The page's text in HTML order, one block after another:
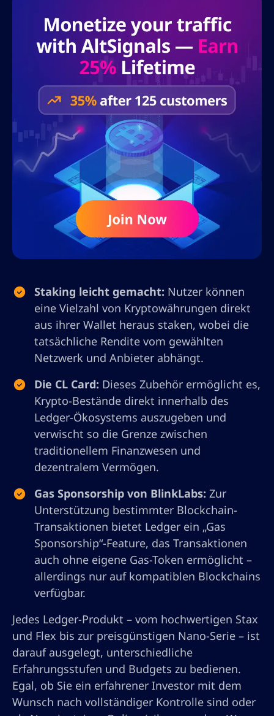
Staking leicht gemacht: Nutzer können
eine Vielzahl von Kryptowährungen direkt
aus ihrer Wallet heraus staken, wobei die
tatsächliche Rendite vom gewählten
Netzwerk und Anbieter abhängt.
Die CL Card: Dieses Zubehör ermöglicht es,
Krypto-Bestände direkt innerhalb des
Ledger-Ökosystems auszugeben und
verwischt so die Grenze zwischen
traditionellem Finanzwesen und
dezentralem Vermögen.
Gas Sponsorship von BlinkLabs: Zur
Unterstützung bestimmter Blockchain-
Transaktionen bietet Ledger ein „Gas
Sponsorship“-Feature, das Transaktionen
auch ohne eigene Gas-Token ermöglicht –
allerdings nur auf kompatiblen Blockchains
verfügbar.
Jedes Ledger-Produkt – vom hochwertigen Stax
und Flex bis zur preisgünstigen Nano-Serie – ist
darauf ausgelegt, unterschiedliche
Erfahrungsstufen und Budgets zu bedienen.
Egal, ob Sie ein erfahrener Investor mit dem
Wunsch nach vollständiger Kontrolle sind oder